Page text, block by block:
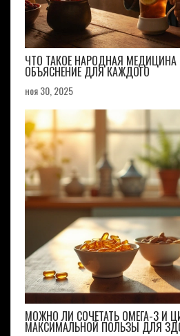
ЧТО ТАКОЕ НАРОДНАЯ
ОБЪЯСНЕНИЕ ДЛЯ КАЖДОГО
ноя 30, 2025
МОЖНО ЛИ СОЧЕТАТЬ ОМЕГА-3 И
МАКСИМАЛЬНОЙ ПОЛЬЗЫ ДЛЯ